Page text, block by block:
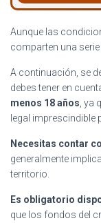
Aunque las
comparten una
A continuación, se
debes tener en
menos 18 años, ya
legal
Necesitas contar
generalmente
territorio.
Es obligatorio
que los fondos del